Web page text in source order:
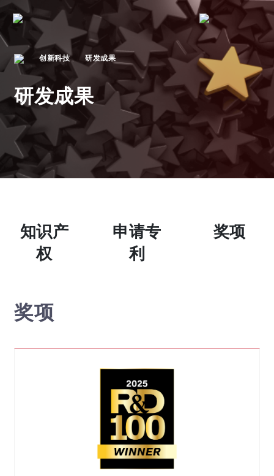
创新科技 研发成果
研发成果
知识产
权
申请专
利
奖项
奖项